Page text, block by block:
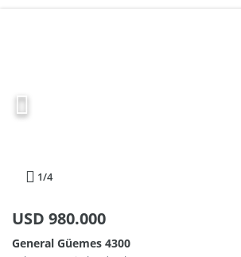
1/4
USD 980.000
General Güemes 4300